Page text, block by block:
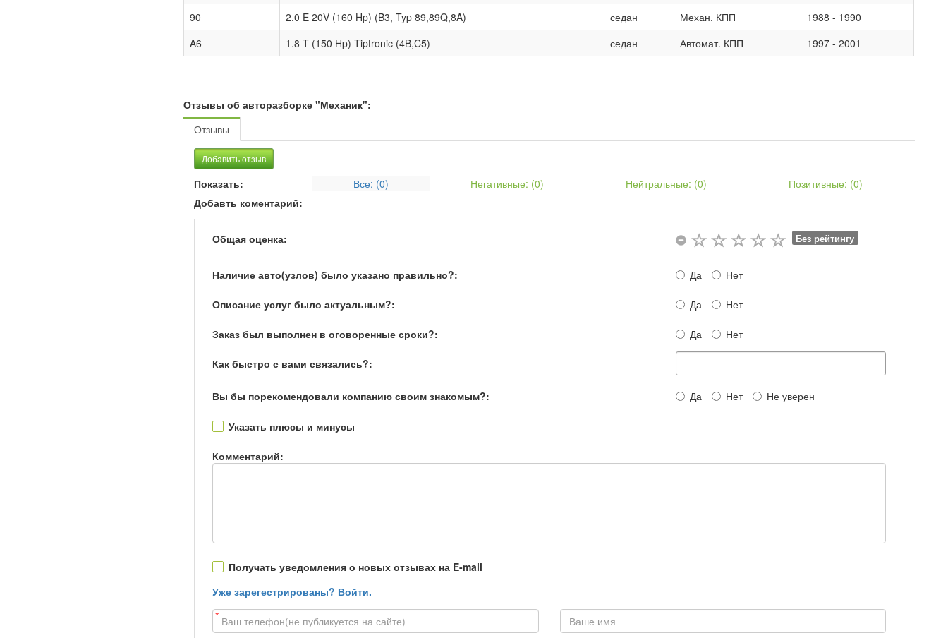
90
2.0 E 20V (160 Hp) (B3, Typ 89,89Q,8A) седан Механ. КПП
1988 - 1990
A6
1.8 T (150 Hp) Tiptronic (4B,C5) седан Автомат. КПП 1997 - 2001
Отзывы об авторазборке "Механик":
Отзывы
Добавить отзыв
Показать: Все: (0) Негативные: (0) Нейтральные: (0) Позитивные: (0)
Добавть коментарий:
Общая оценка: Без рейтингу
Наличие авто(узлов) было указано правильно?: Да Нет
Описание услуг было актуальным?: Да Нет
Заказ был выполнен в оговоренные сроки?: Да Нет
Как быстро с вами связались?:
Вы бы порекомендовали компанию своим знакомым?: Да Нет Не уверен
Указать плюсы и минусы
Комментарий:
Получать уведомления о новых отзывах на E-mail
Уже зарегестрированы? Войти.
*